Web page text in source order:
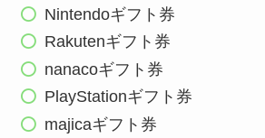
Nintendoギフト券
Rakutenギフト券
nanacoギフト券
PlayStationギフト券
majicaギフト券